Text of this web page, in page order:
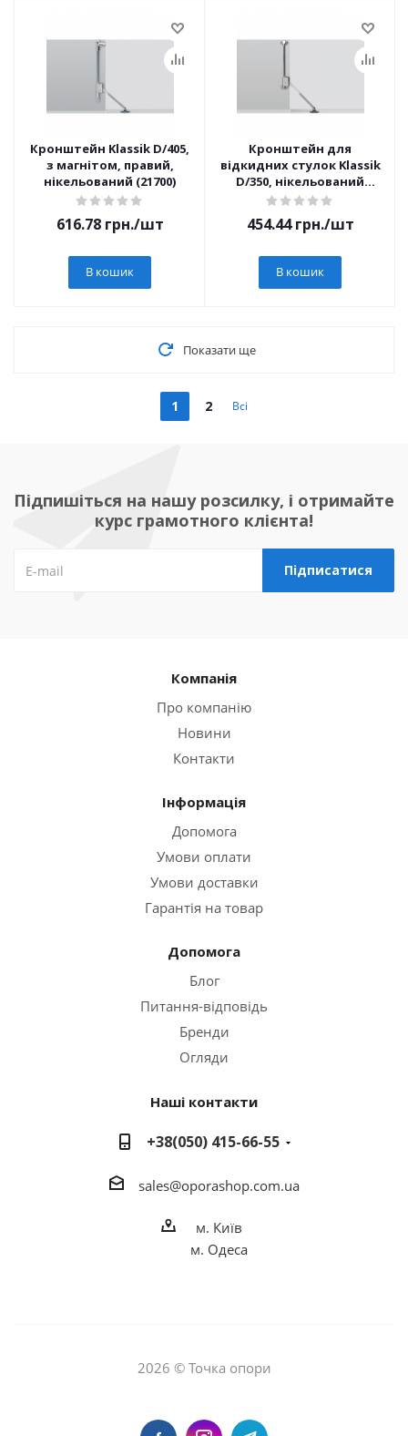
Кронштейн Klassik D/405,
з магнітом, правий,
нікельований (21700)
616.78грн./шт
В кошик
Кронштейн для
відкидних стулок Klassik
D/350, нікельований
(16174)
454.44грн./шт
В кошик
Показати ще
1 2 Всі
Підпишіться на нашу розсилку, і отримайте
курс грамотного клієнта!
Компанія
Про компанію
Новини
Контакти
Інформація
Допомога
Умови оплати
Умови доставки
Гарантія на товар
Допомога
Блог
Питання-відповідь
Бренди
Огляди
Наші контакти
+38(050) 415-66-55
sales@oporashop.com.ua
м. Київ
м. Одеса
2026 © Точка опори